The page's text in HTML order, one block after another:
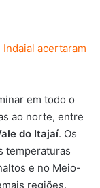
acertaram
em todo o
ao norte, entre
do Itajaí. Os
temperaturas
e no Meio-
regiões.